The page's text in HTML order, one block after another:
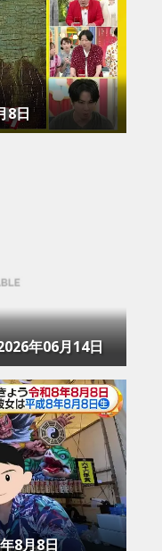
8日
年06月14日
8月8日